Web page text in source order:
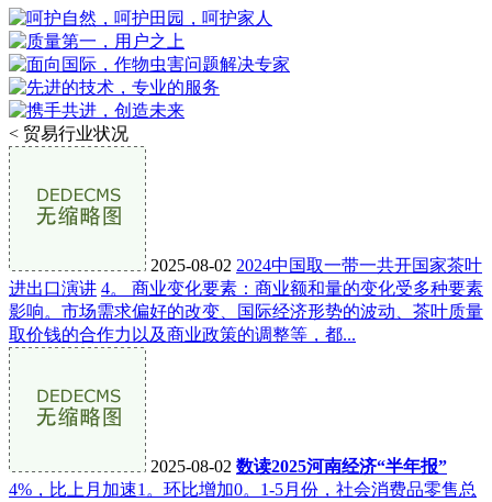
< 贸易行业状况
2025-08-02 2024中国取一带一共开国家茶叶
进出口演讲 4。 商业变化要素：商业额和量的变化受多种要素
影响。市场需求偏好的改变、国际经济形势的波动、茶叶质量
取价钱的合作力以及商业政策的调整等，都...
2025-08-02 数读2025河南经济“半年报”
4%，比上月加速1。环比增加0。1-5月份，社会消费品零售总